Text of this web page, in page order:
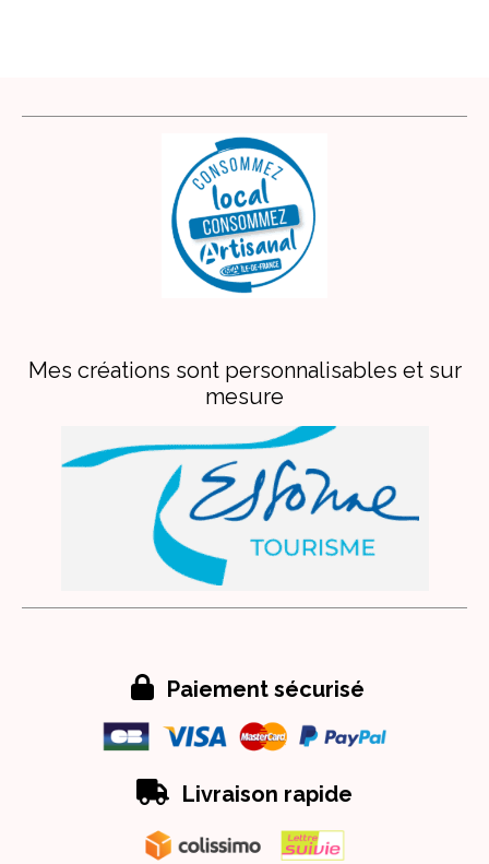
Mes créations sont personnalisables et sur
mesure
 Paiement sécurisé
 Livraison rapide